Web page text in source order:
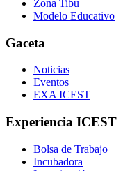
Zona Tibu
Modelo Educativo
Gaceta
Noticias
Eventos
EXA ICEST
Experiencia ICEST
Bolsa de Trabajo
Incubadora